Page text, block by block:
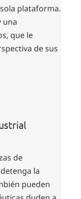
plataforma.
una
que le
de sus
de
la
pueden